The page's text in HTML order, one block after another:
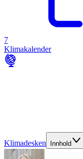
7
Klimakalender
Klimadesken Innhold